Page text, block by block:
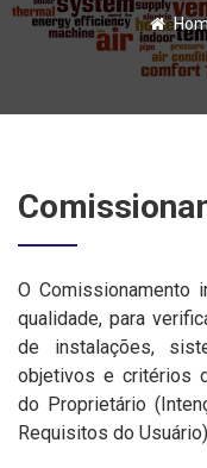
O Comissionamento
qualidade, para
de instalações,
objetivos e critérios
do Proprietário
Requisitos do